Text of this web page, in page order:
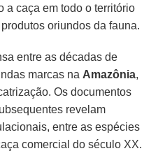
a caça em todo o território
oriundos da fauna.
entre as décadas de
marcas na Amazônia,
Os documentos
revelam
entre as espécies
comercial do século XX.